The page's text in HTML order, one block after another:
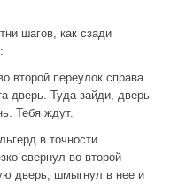
шагов, как сзади
второй переулок справа.
дверь. Туда зайди, дверь
Тебя ждут.
в точности
свернул во второй
дверь, шмыгнул в нее и